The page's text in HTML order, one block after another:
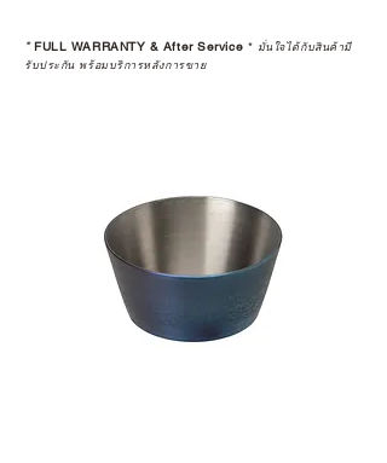
*FULL WARRANTY & After Service * มั่นใจได้กับสินค้ามี
รับประกัน พร้อมบริการหลังการขาย